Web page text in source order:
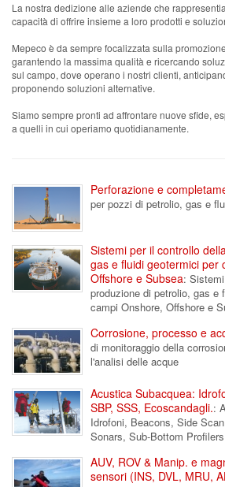
La nostra dedizione alle aziende che
capacità di offrire insieme a loro prodotti e
Mepeco è da sempre focalizzata sulla
garantendo la massima qualità e ricercando
sul campo, dove operano i nostri clienti,
proponendo soluzioni alternative.
Siamo sempre pronti ad affrontare nuove sfide,
a quelli in cui operiamo quotidianamente.
Perforazione e
per pozzi di petrolio, gas e
Sistemi per il controllo
gas e fluidi geotermici per
Offshore e Subsea:
produzione di petrolio, gas e
campi Onshore, Offshore e
Corrosione, processo e
di monitoraggio della
l'analisi delle acque
Acustica Subacquea:
SBP, SSS, Ecoscandagli.:
Idrofoni, Beacons, Side
Sonars, Sub-Bottom
AUV, ROV & Manip. e
sensori (INS, DVL, MRU,